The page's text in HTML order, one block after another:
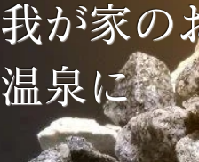
我が家の
温泉に